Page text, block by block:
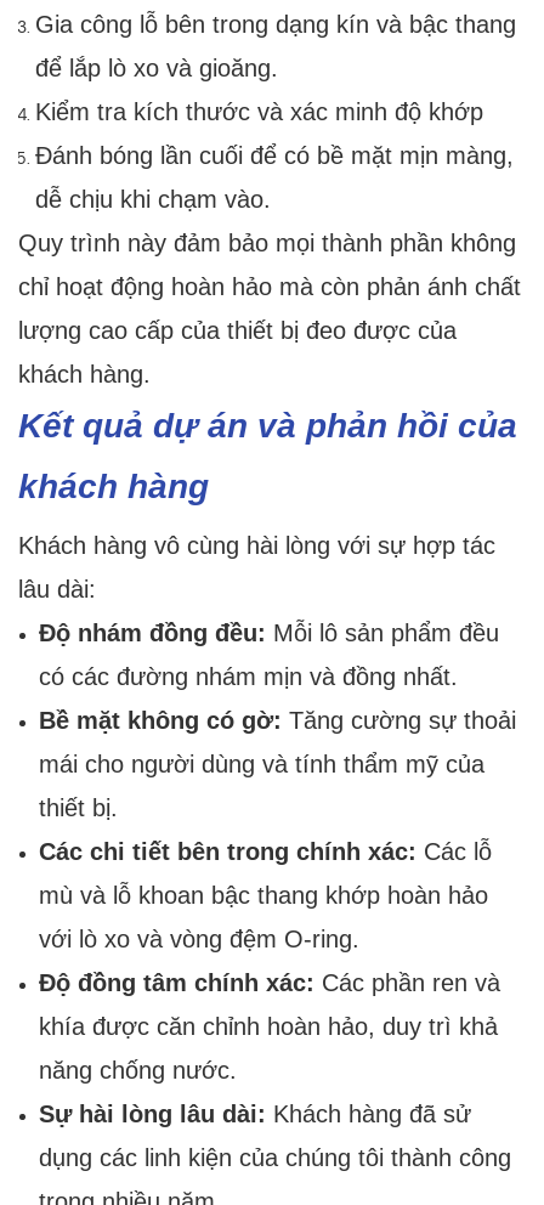
Gia công lỗ bên trong dạng kín và bậc thang
để lắp lò xo và gioăng.
Kiểm tra kích thước và xác minh độ khớp
Đánh bóng lần cuối để có bề mặt mịn màng,
dễ chịu khi chạm vào.
Quy trình này đảm bảo mọi thành phần không
chỉ hoạt động hoàn hảo mà còn phản ánh chất
lượng cao cấp của thiết bị đeo được của
khách hàng.
Kết quả dự án và phản hồi của
khách hàng
Khách hàng vô cùng hài lòng với sự hợp tác
lâu dài:
Độ nhám đồng đều: Mỗi lô sản phẩm đều
có các đường nhám mịn và đồng nhất.
Bề mặt không có gờ: Tăng cường sự thoải
mái cho người dùng và tính thẩm mỹ của
thiết bị.
Các chi tiết bên trong chính xác: Các lỗ
mù và lỗ khoan bậc thang khớp hoàn hảo
với lò xo và vòng đệm O-ring.
Độ đồng tâm chính xác: Các phần ren và
khía được căn chỉnh hoàn hảo, duy trì khả
năng chống nước.
Sự hài lòng lâu dài: Khách hàng đã sử
dụng các linh kiện của chúng tôi thành công